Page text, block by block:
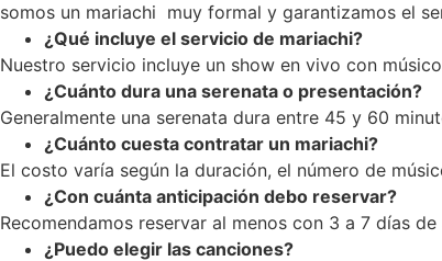
somos un mariachi muy formal y garantizamos el
¿Qué incluye el servicio de mariachi?
Nuestro servicio incluye un show en vivo con
¿Cuánto dura una serenata o presentación?
Generalmente una serenata dura entre 45 y 60
¿Cuánto cuesta contratar un mariachi?
El costo varía según la duración, el número de
¿Con cuánta anticipación debo reservar?
Recomendamos reservar al menos con 3 a 7 días
¿Puedo elegir las canciones?